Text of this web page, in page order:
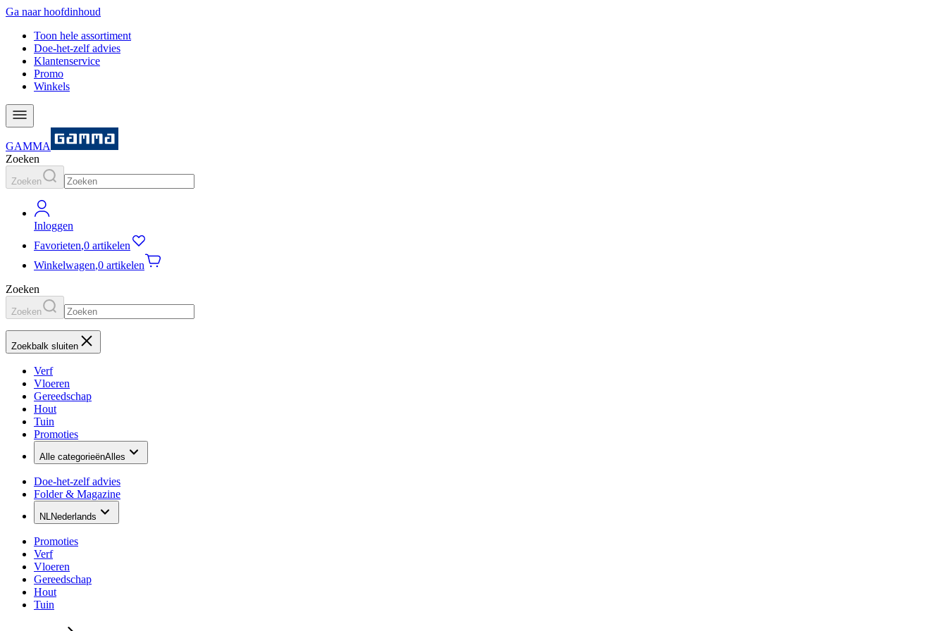
Ga naar hoofdinhoud
Toon hele assortiment
Doe-het-zelf advies
Klantenservice
Promo
Winkels
GAMMA
Zoeken
Zoeken
Inloggen
Favorieten,0 artikelen
Winkelwagen,0 artikelen
Zoeken
Zoeken
Zoekbalk sluiten
Verf
Vloeren
Gereedschap
Hout
Tuin
Promoties
Alle categorieënAlles
Doe-het-zelf advies
Folder & Magazine
NLNederlands
Promoties
Verf
Vloeren
Gereedschap
Hout
Tuin